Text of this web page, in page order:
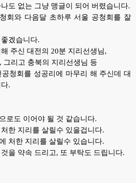
도 없는 그냥 맹글이 되어 버렸습니다.
회와 다음달 초하루 서울 공청회를 잘
겠습니다.
주신 대전의 20분 지리선생님,
그리고 충북의 지리선생님 등
청회를 성공리에 마무리 해 주신데 대
.
로도 이어야 될 것 같습니다.
한 지리를 살릴수 있을겁니다.
처한 지리를 살릴수 있습니다.
을 약속 드리고, 또 부탁도 드립니다.